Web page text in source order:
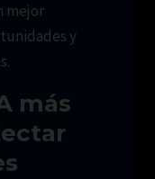
mejor
y
más